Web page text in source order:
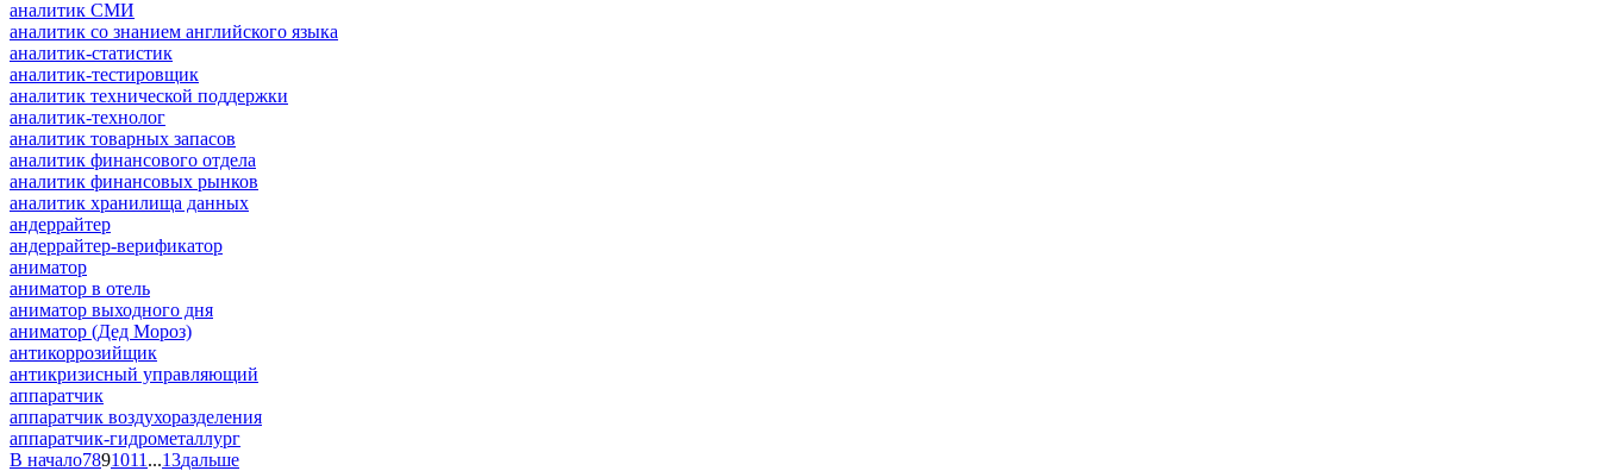
аналитик СМИ
аналитик со знанием английского языка
аналитик-статистик
аналитик-тестировщик
аналитик технической поддержки
аналитик-технолог
аналитик товарных запасов
аналитик финансового отдела
аналитик финансовых рынков
аналитик хранилища данных
андеррайтер
андеррайтер-верификатор
аниматор
аниматор в отель
аниматор выходного дня
аниматор (Дед Мороз)
антикоррозийщик
антикризисный управляющий
аппаратчик
аппаратчик воздухоразделения
аппаратчик-гидрометаллург
В начало7891011 ...13дальше